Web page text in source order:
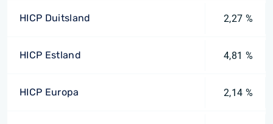
HICP Duitsland 2,27 %
HICP Estland 4,81 %
HICP Europa 2,14 %